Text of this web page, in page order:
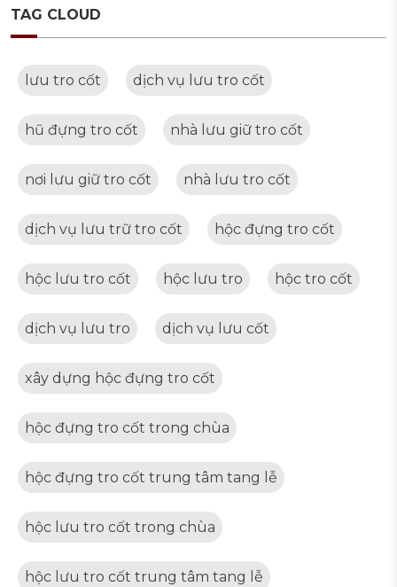
TAG CLOUD
lưu tro cốt dịch vụ lưu tro cốt
hũ đựng tro cốt nhà lưu giữ tro cốt
nơi lưu giữ tro cốt nhà lưu tro cốt
dịch vụ lưu trữ tro cốt hộc đựng tro cốt
hộc lưu tro cốt hộc lưu tro hộc tro cốt
dịch vụ lưu tro dịch vụ lưu cốt
xây dựng hộc đựng tro cốt
hộc đựng tro cốt trong chùa
hộc đựng tro cốt trung tâm tang lễ
hộc lưu tro cốt trong chùa
hộc lưu tro cốt trung tâm tang lễ